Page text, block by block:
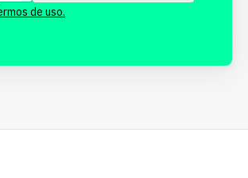
de uso.